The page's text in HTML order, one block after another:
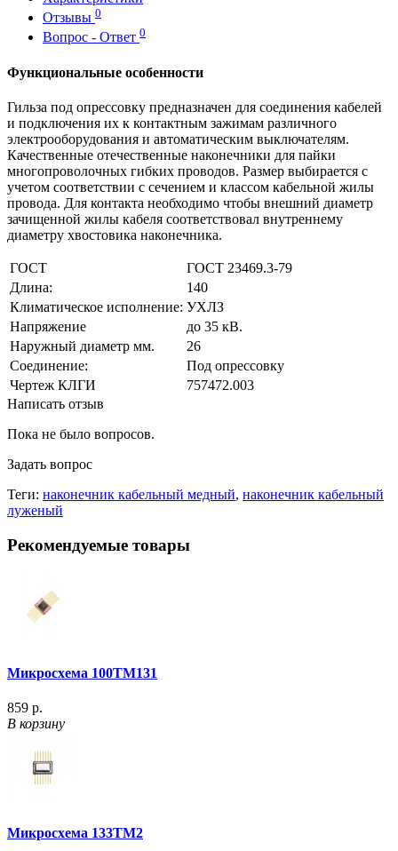
Отзывы 0
Вопрос - Ответ 0
Функциональные особенности
Гильза под опрессовку предназначен для соединения кабелей
и подключения их к контактным зажимам различного
электрооборудования и автоматическим выключателям.
Качественные отечественные наконечники для пайки
многопроволочных гибких проводов. Размер выбирается с
учетом соответствии с сечением и классом кабельной жилы
провода. Для контакта необходимо чтобы внешний диаметр
зачищенной жилы кабеля соответствовал внутреннему
диаметру хвостовика наконечника.
ГОСТ
ГОСТ 23469.3-79
Длина:
140
Климатическое исполнение: УХЛЗ
Напряжение
до 35 кВ.
Наружный диаметр мм.
26
Соединение:
Под опрессовку
Чертеж КЛГИ
757472.003
Написать отзыв
Пока не было вопросов.
Задать вопрос
Теги: наконечник кабельный медный, наконечник кабельный
луженый
Рекомендуемые товары
Микросхема 100ТМ131
859 р.
В корзину
Микросхема 133ТМ2